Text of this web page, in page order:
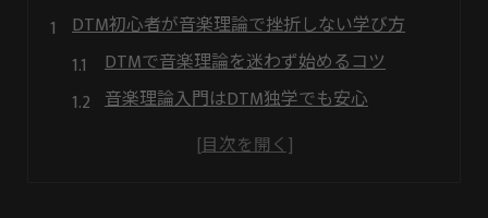
DTM初心者が音楽理論で挫折しない学び方
DTMで音楽理論を迷わず始めるコツ
音楽理論入門はDTM独学でも安心
挫折せず続けるDTM学習の習慣化術